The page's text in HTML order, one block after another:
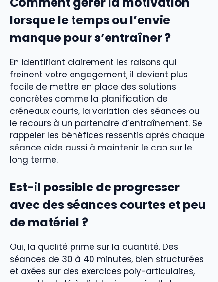
lorsque le temps ou l’envie
manque pour s’entraîner ?
En identifiant clairement les raisons qui
freinent votre engagement, il devient plus
facile de mettre en place des solutions
concrètes comme la planification de
créneaux courts, la variation des séances ou
le recours à un partenaire d’entraînement. Se
rappeler les bénéfices ressentis après chaque
séance aide aussi à maintenir le cap sur le
long terme.
Est-il possible de progresser
avec des séances courtes et peu
de matériel ?
Oui, la qualité prime sur la quantité. Des
séances de 30 à 40 minutes, bien structurées
et axées sur des exercices poly-articulaires,